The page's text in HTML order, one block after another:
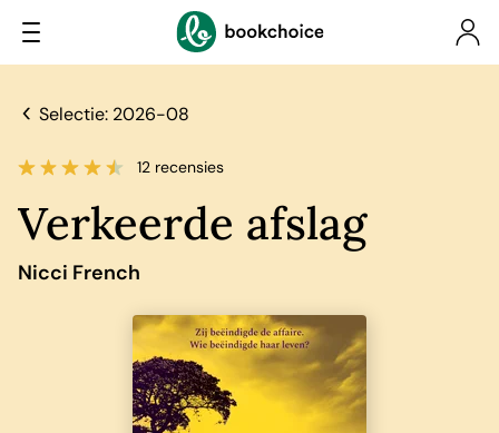
Selectie: 2026-08
12 recensies
Verkeerde afslag
Nicci French